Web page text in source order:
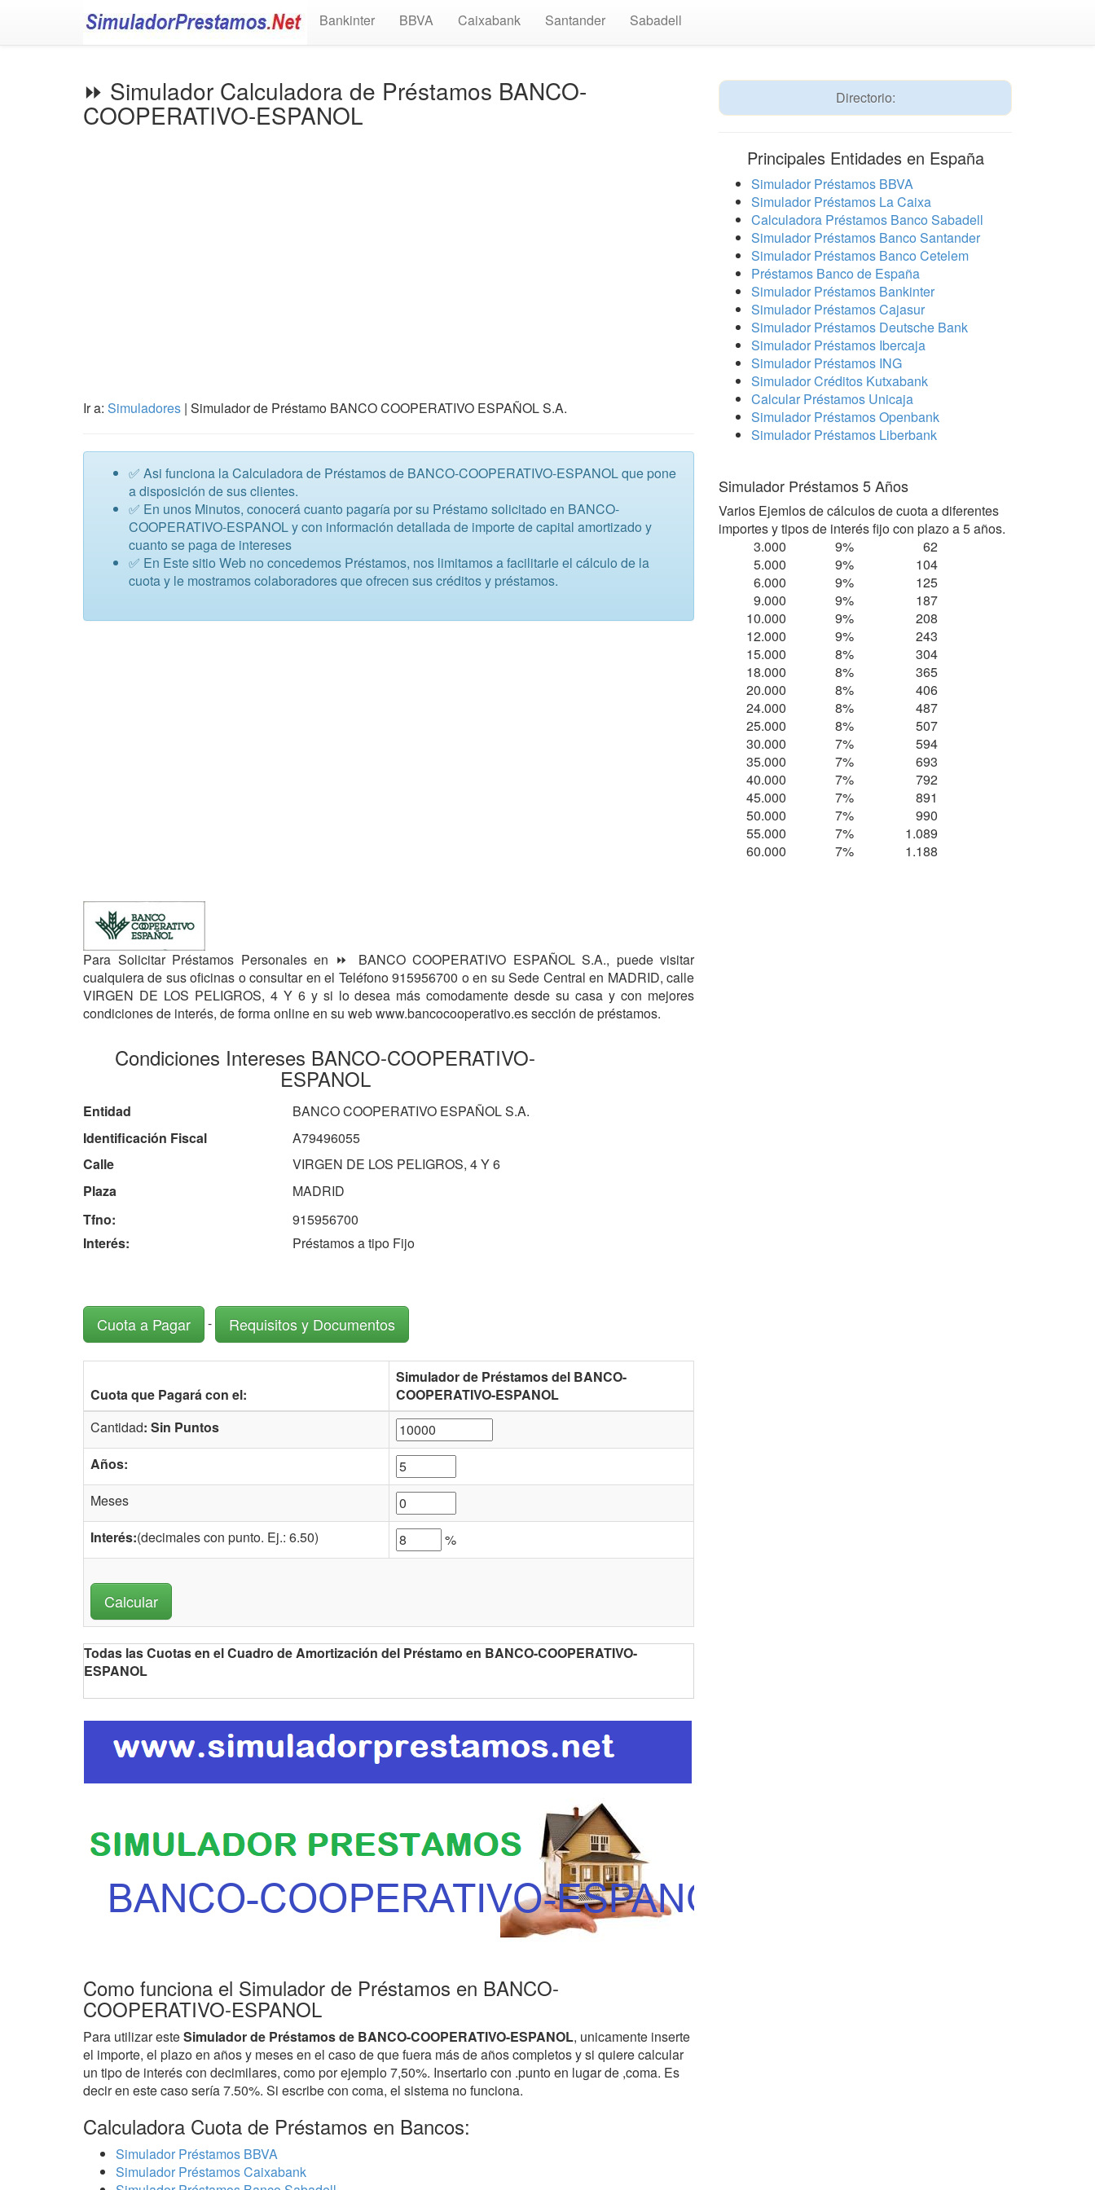
Bankinter BBVA Caixabank Santander Sabadell
⏩ Simulador Calculadora de Préstamos BANCO-
COOPERATIVO-ESPANOL
Ir a: Simuladores | Simulador de Préstamo BANCO COOPERATIVO ESPAÑOL S.A.
✅ Asi funciona la Calculadora de Préstamos de BANCO-COOPERATIVO-ESPANOL que pone
a disposición de sus clientes.
✅ En unos Minutos, conocerá cuanto pagaría por su Préstamo solicitado en BANCO-
COOPERATIVO-ESPANOL y con información detallada de importe de capital amortizado y
cuanto se paga de intereses
✅ En Este sitio Web no concedemos Préstamos, nos limitamos a facilitarle el cálculo de la
cuota y le mostramos colaboradores que ofrecen sus créditos y préstamos.
Para Solicitar Préstamos Personales en ⏩ BANCO COOPERATIVO ESPAÑOL S.A., puede visitar
cualquiera de sus oficinas o consultar en el Teléfono 915956700 o en su Sede Central en MADRID, calle
VIRGEN DE LOS PELIGROS, 4 Y 6 y si lo desea más comodamente desde su casa y con mejores
condiciones de interés, de forma online en su web www.bancocooperativo.es sección de préstamos.
Condiciones Intereses BANCO-COOPERATIVO-
ESPANOL
Entidad
BANCO COOPERATIVO ESPAÑOL S.A.
Identificación Fiscal
A79496055
Calle
VIRGEN DE LOS PELIGROS, 4 Y 6
Plaza
MADRID
Tfno:
915956700
Interés:
Préstamos a tipo Fijo
Cuota a Pagar - Requisitos y Documentos
Cuota que Pagará con el:
Simulador de Préstamos del BANCO-
COOPERATIVO-ESPANOL
Cantidad: Sin Puntos
Años:
Meses
Interés:(decimales con punto. Ej.: 6.50) %
Todas las Cuotas en el Cuadro de Amortización del Préstamo en BANCO-COOPERATIVO-
ESPANOL
Como funciona el Simulador de Préstamos en BANCO-
COOPERATIVO-ESPANOL
Para utilizar esteSimulador de Préstamos de BANCO-COOPERATIVO-ESPANOL, unicamente inserte
el importe, el plazo en años y meses en el caso de que fuera más de años completos y si quiere calcular
un tipo de interés con decimilares, como por ejemplo 7,50%. Insertarlo con .punto en lugar de ,coma. Es
decir en este caso sería 7.50%. Si escribe con coma, el sistema no funciona.
Calculadora Cuota de Préstamos en Bancos:
Simulador Préstamos BBVA
Simulador Préstamos Caixabank
Directorio:
Principales Entidades en España
Simulador Préstamos BBVA
Simulador Préstamos La Caixa
Calculadora Préstamos Banco Sabadell
Simulador Préstamos Banco Santander
Simulador Préstamos Banco Cetelem
Préstamos Banco de España
Simulador Préstamos Bankinter
Simulador Préstamos Cajasur
Simulador Préstamos Deutsche Bank
Simulador Préstamos Ibercaja
Simulador Préstamos ING
Simulador Créditos Kutxabank
Calcular Préstamos Unicaja
Simulador Préstamos Openbank
Simulador Préstamos Liberbank
Simulador Préstamos 5 Años
Varios Ejemlos de cálculos de cuota a diferentes
importes y tipos de interés fijo con plazo a 5 años.
3.000
9%
62
5.000
9%
104
6.000
9%
125
9.000
9%
187
10.000
9%
208
12.000
9%
243
15.000
8%
304
18.000
8%
365
20.000
8%
406
24.000
8%
487
25.000
8%
507
30.000
7%
594
35.000
7%
693
40.000
7%
792
45.000
7%
891
50.000
7%
990
55.000
7%
1.089
60.000
7% 1.188